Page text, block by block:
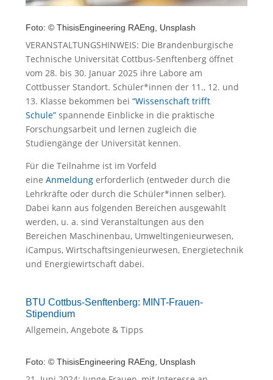
Foto: © ThisisEngineering RAEng, Unsplash
VERANSTALTUNGSHINWEIS: Die Brandenburgische
Technische Universität Cottbus-Senftenberg öffnet
vom 28. bis 30. Januar 2025 ihre Labore am
Cottbusser Standort. Schüler*innen der 11., 12. und
13. Klasse bekommen bei “Wissenschaft trifft
Schule” spannende Einblicke in die praktische
Forschungsarbeit und lernen zugleich die
Studiengänge der Universität kennen.
Für die Teilnahme ist im Vorfeld
eine Anmeldung erforderlich (entweder durch die
Lehrkräfte oder durch die Schüler*innen selber).
Dabei kann aus folgenden Bereichen ausgewählt
werden, u. a. sind Veranstaltungen aus den
Bereichen Maschinenbau, Umweltingenieurwesen,
iCampus, Wirtschaftsingenieurwesen, Energietechnik
und Energiewirtschaft dabei.
BTU Cottbus-Senftenberg: MINT-Frauen-
Stipendium
Allgemein, Angebote & Tipps
Foto: © ThisisEngineering RAEng, Unsplash